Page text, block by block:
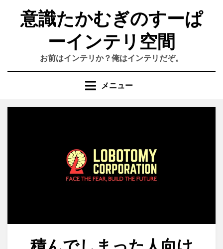
意識たかむぎのすーぱ
ーインテリ空間
お前はインテリか？俺はインテリだぞ。
メニュー